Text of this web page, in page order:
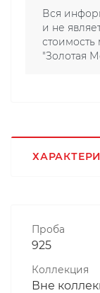
Вся
и не
стоимость
"Золотая
Проба
925
Коллекция
Вне